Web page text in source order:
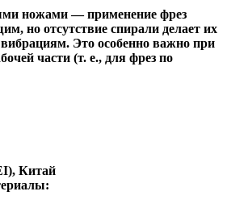
ножами— применение фрез
но отсутствие спирали делает их
Это особенно важно при
части (т. е., для фрез по
Китай